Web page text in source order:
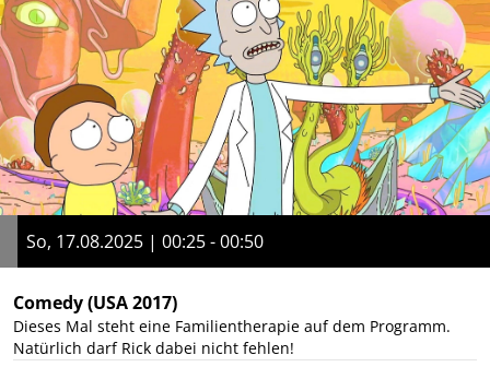
So, 17.08.2025 | 00:25 - 00:50
Comedy(USA 2017)
Dieses Mal steht eine Familientherapie auf dem Programm.
Natürlich darf Rick dabei nicht fehlen!